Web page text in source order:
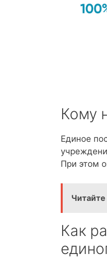
Кому
Единое
При этом
Как